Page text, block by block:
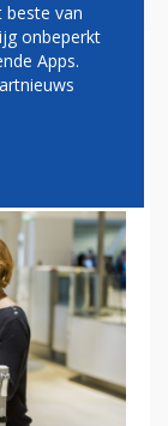
beste van
onbeperkt
Apps.